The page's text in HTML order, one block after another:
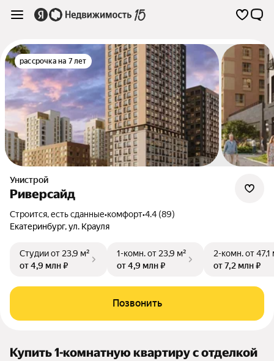
рассрочка на 7 лет
Унистрой
Риверсайд
Строится, есть сданные•комфорт•4.4 (89)
Екатеринбург,ул. Крауля
Студииот 23,9 м²
от 4,9 млн ₽
1-комн.от 23,9 м²
от 4,9 млн ₽
2-комн.от 47,1
от 7,2 млн ₽
Позвонить
Купить 1-комнатную квартиру с отделкой